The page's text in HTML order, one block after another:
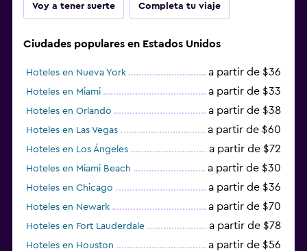
Voy a tener suerte Completa tu viaje
Ciudades populares en Estados Unidos
Hoteles en Nueva York a partir de $36
Hoteles en Miami a partir de $33
Hoteles en Orlando a partir de $38
Hoteles en Las Vegas a partir de $60
Hoteles en Los Ángeles a partir de $72
Hoteles en Miami Beach a partir de $30
Hoteles en Chicago a partir de $36
Hoteles en Newark a partir de $70
Hoteles en Fort Lauderdale a partir de $78
Hoteles en Houston a partir de $56